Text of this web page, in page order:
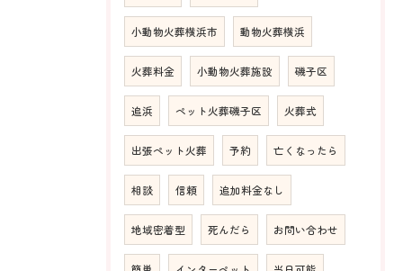
小動物火葬横浜市 動物火葬横浜
火葬料金 小動物火葬施設 磯子区
追浜 ペット火葬磯子区 火葬式
出張ペット火葬 予約 亡くなったら
相談 信頼 追加料金なし
地域密着型 死んだら お問い合わせ